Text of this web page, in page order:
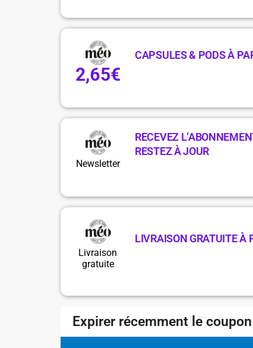
2,65€
CAPSULES & PODS À
Newsletter
RECEVEZ
RESTEZ À JOUR
Livraison
gratuite
LIVRAISON GRATUITE À
Expirer récemment le